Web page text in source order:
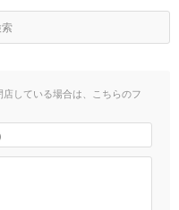
している場合は、こちらのフ